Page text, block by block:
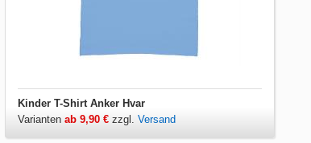
Kinder T-Shirt Anker Hvar
Variantenab 9,90 € zzgl.Versand